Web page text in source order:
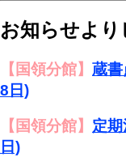
お知らせよ
【国領分館】 蔵書
8日)
【国領分館】 定
日)